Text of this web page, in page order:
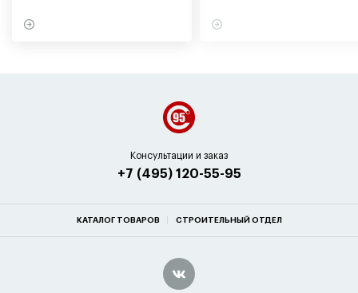
Консультации и заказ
+7 (495) 120-55-95
КАТАЛОГ ТОВАРОВ СТРОИТЕЛЬНЫЙ ОТДЕЛ